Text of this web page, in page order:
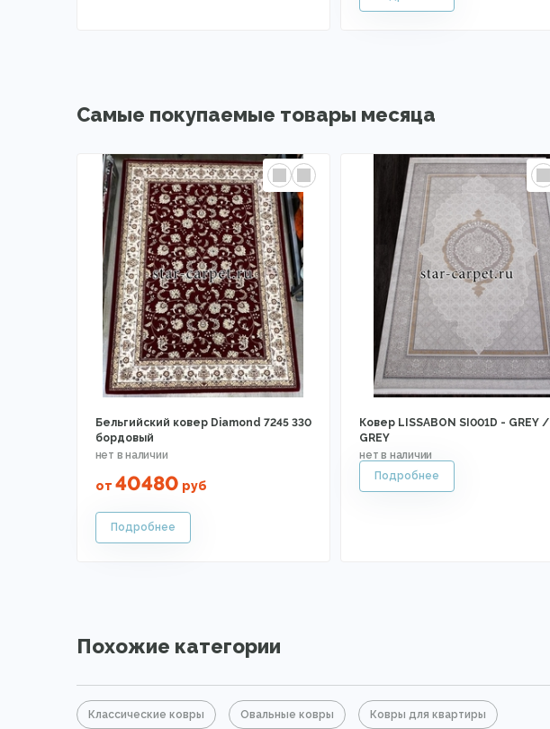
Самые покупаемые товары месяца
Бельгийский ковер Diamond 7245 330
бордовый
от 40480 руб
Ковер LISSABON SI001D - GREY /
GREY
Похожие категории
Классические ковры Овальные ковры Ковры для квартиры